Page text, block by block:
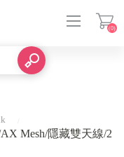
(0)
Mesh/隱藏雙天線/2